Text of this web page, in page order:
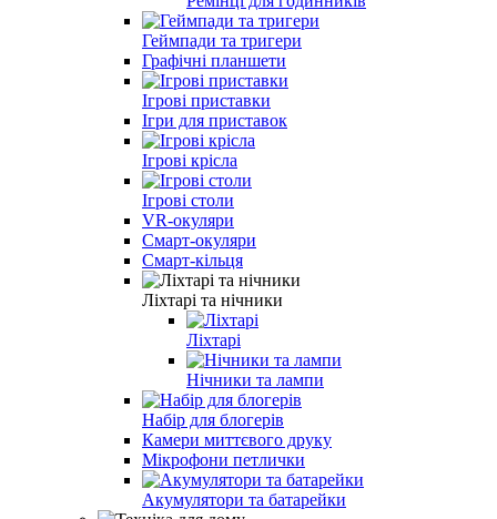
Геймпади та тригери
Графічні планшети
Ігрові приставки
Ігри для приставок
Ігрові крісла
Ігрові столи
VR-окуляри
Смарт-окуляри
Смарт-кільця
Ліхтарі та нічники
Ліхтарі
Нічники та лампи
Набір для блогерів
Камери миттєвого друку
Мікрофони петлички
Акумулятори та батарейки